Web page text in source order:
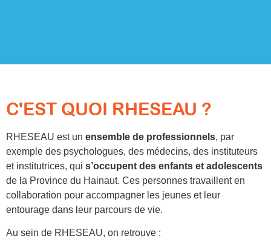
C'EST QUOI RHESEAU ?
RHESEAU est un ensemble de professionnels, par
exemple des psychologues, des médecins, des instituteurs
et institutrices, qui s’occupent des enfants et adolescents
de la Province du Hainaut. Ces personnes travaillent en
collaboration pour accompagner les jeunes et leur
entourage dans leur parcours de vie.
Au sein de RHESEAU, on retrouve :